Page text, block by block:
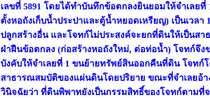
เลขที่ 5891 โดยได้ทำบันทึกข้อตกลงยินยอมให้จำเลย
ตั้งหอถังเก็บน้ำประปาและตู้น้ำหยอดเหรียญ) เป็นเวลา
ปลูกสร้างอื่น และโจทก์ไม่ประสงค์จะยกที่ดินให้เป็นส
ฝ่าฝืนข้อตกลง (ก่อสร้างหอถังใหม่, ต่อท่อน้ำ) โจทก์จึง
บังคับให้จำเลยที่ 1 ขนย้ายทรัพย์สินออกคืนที่ดิน โจทก์
สาธารณสมบัติของแผ่นดินโดยปริยาย ขณะที่จำเลยอ้
วินิจฉัยว่า ที่ดินพิพาทยังเป็นกรรมสิทธิ์ของโจทก์ตามที่